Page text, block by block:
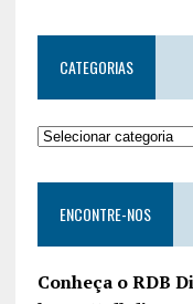
CATEGORIAS
ENCONTRE-NOS
Conheça o RDB